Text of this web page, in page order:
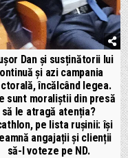
Dan și susținătorii lui
și azi campania
încălcând legea.
sunt moraliștii din presă
să le atragă atenția?
pe lista rușinii: își
angajații și clienții
să-l voteze pe ND.